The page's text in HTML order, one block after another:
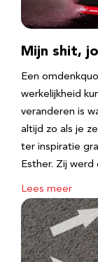
Mijn shit,
Een
werkelijkheid
veranderen is
altijd zo als je
ter inspiratie
Esther. Zij
Lees meer